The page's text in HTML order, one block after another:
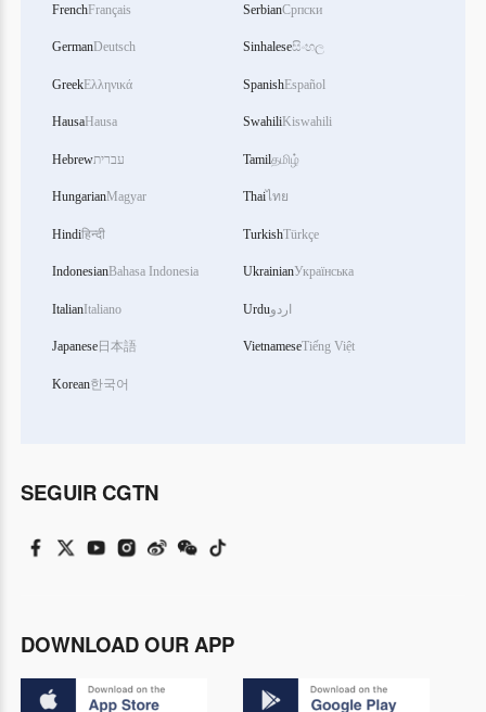
FrenchFrançais
GermanDeutsch
GreekΕλληνικά
HausaHausa
Hebrewעברית
HungarianMagyar
Hindiहिन्दी
IndonesianBahasa Indonesia
ItalianItaliano
Japanese日本語
Korean한국어
SerbianСрпски
Sinhaleseසිංහල
SpanishEspañol
SwahiliKiswahili
Tamilதமிழ்
Thaiไทย
TurkishTürkçe
UkrainianУкраїнська
Urduاردو
VietnameseTiếng Việt
SEGUIR CGTN
DOWNLOAD OUR APP